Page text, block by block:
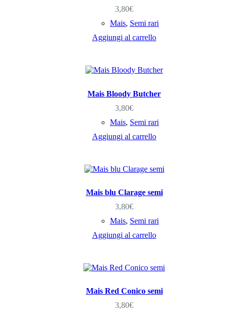
3,80€
Mais, Semi rari
Aggiungi al carrello
Mais Bloody Butcher
3,80€
Mais, Semi rari
Aggiungi al carrello
Mais blu Clarage semi
3,80€
Mais, Semi rari
Aggiungi al carrello
Mais Red Conico semi
3,80€